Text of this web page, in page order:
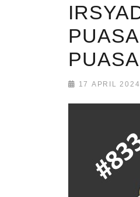
17 APRIL 2024